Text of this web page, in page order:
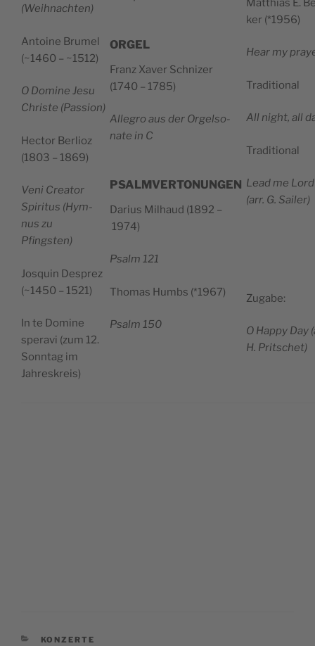
(Weih­na­ch­ten)
Antoi­ne Bru­mel
(~1460 – ~1512)
O Domi­ne Jesu
Chri­ste (Pas­sion)
Hec­tor Ber­lioz
(1803 – 1869)
Veni Crea­tor
Spi­ri­tus (Hym­
nus zu
Pfingsten)
Josquin Desprez
(~1450 – 1521)
In te Domi­ne
spe­ra­vi (zum 12.
Sonn­tag im
Jahreskreis)
ORGEL
Franz Xaver Sch­ni­zer
(1740 – 1785)
Alle­gro aus der Orgel­so­
na­te in C
PSALMVERTONUNGEN
Darius Milhaud (1892 –
1974)
Psalm 121
Tho­mas Humbs (*1967)
Psalm 150
Mat­thias E.
ker (*1956)
Hear my
Tra­di­tio­nal
All night, all
Tra­di­tio­nal
Lead me Lord
(arr. G. Sailer)
Zuga­be:
O Hap­py Day
H. Pritschet)
CATEGORIE
KONZERTE